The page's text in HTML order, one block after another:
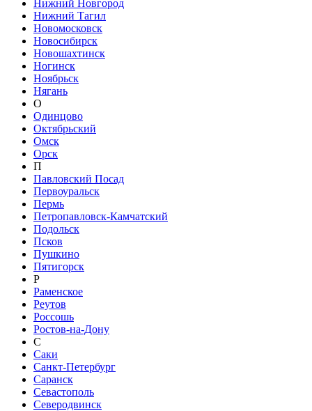
Нижний Новгород
Нижний Тагил
Новомосковск
Новосибирск
Новошахтинск
Ногинск
Ноябрьск
Нягань
О
Одинцово
Октябрьский
Омск
Орск
П
Павловский Посад
Первоуральск
Пермь
Петропавловск-Камчатский
Подольск
Псков
Пушкино
Пятигорск
Р
Раменское
Реутов
Россошь
Ростов-на-Дону
С
Саки
Санкт-Петербург
Саранск
Севастополь
Северодвинск